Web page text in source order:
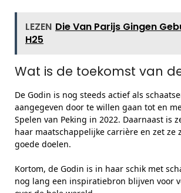
LEZEN Die Van Parijs Gingen
H25
Wat is de toekomst van
De Godin is nog steeds actief als
aangegeven door te willen gaan tot en
Spelen van Peking in 2022. Daarnaast is
haar maatschappelijke carrière en zet ze
goede doelen.
Kortom, de Godin is in haar schik met
nog lang een inspiratiebron blijven voor